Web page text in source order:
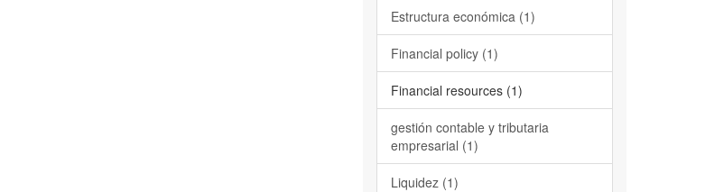
Estructura económica (1)
Financial policy (1)
Financial resources (1)
gestión contable y tributaria
empresarial (1)
Liquidez (1)